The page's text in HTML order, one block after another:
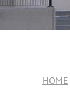
HOME